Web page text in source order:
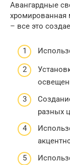
Авангардные
хромированная
– все это
разных